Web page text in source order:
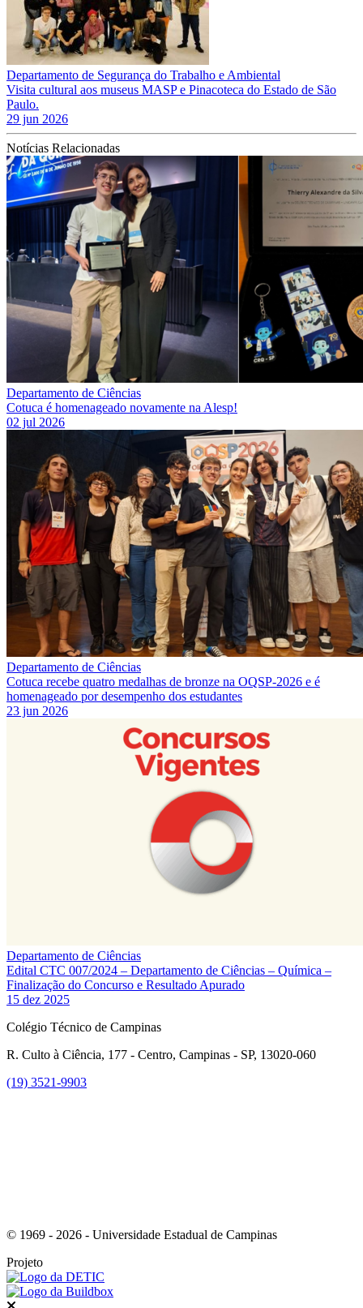
Departamento de Segurança do Trabalho e Ambiental
Visita cultural aos museus MASP e Pinacoteca do Estado de São
Paulo.
29 jun 2026
Notícias Relacionadas
Departamento de Ciências
Cotuca é homenageado novamente na Alesp!
02 jul 2026
Departamento de Ciências
Cotuca recebe quatro medalhas de bronze na OQSP-2026 e é
homenageado por desempenho dos estudantes
23 jun 2026
Departamento de Ciências
Edital CTC 007/2024 – Departamento de Ciências – Química –
Finalização do Concurso e Resultado Apurado
15 dez 2025
Colégio Técnico de Campinas
R. Culto à Ciência, 177 - Centro, Campinas - SP, 13020-060
(19) 3521-9903
© 1969 - 2026 - Universidade Estadual de Campinas
Projeto